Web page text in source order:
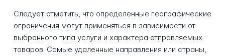
Следует отметить, что определенные географические
ограничения могут применяться в зависимости от
выбранного типа услуги и характера отправляемых
товаров. Самые удаленные направления или страны,